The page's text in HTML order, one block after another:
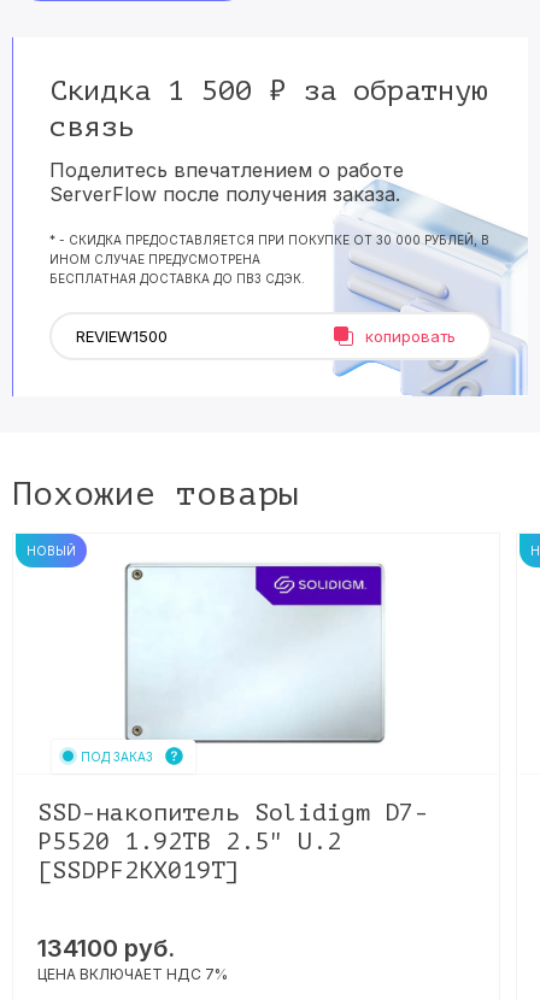
Скидка 1 500 ₽ за обратную
связь
Поделитесь впечатлением о работе
ServerFlow после получения заказа.
* - СКИДКА ПРЕДОСТАВЛЯЕТСЯ ПРИ ПОКУПКЕ ОТ 30 000 РУБЛЕЙ, В
ИНОМ СЛУЧАЕ ПРЕДУСМОТРЕНА
БЕСПЛАТНАЯ ДОСТАВКА ДО ПВЗ СДЭК.
копировать
Похожие товары
НОВЫЙ
ПОД ЗАКАЗ
SSD-накопитель Solidigm D7-
P5520 1.92TB 2.5" U.2
[SSDPF2KX019T]
134100 руб.
ЦЕНА ВКЛЮЧАЕТ НДС 7%